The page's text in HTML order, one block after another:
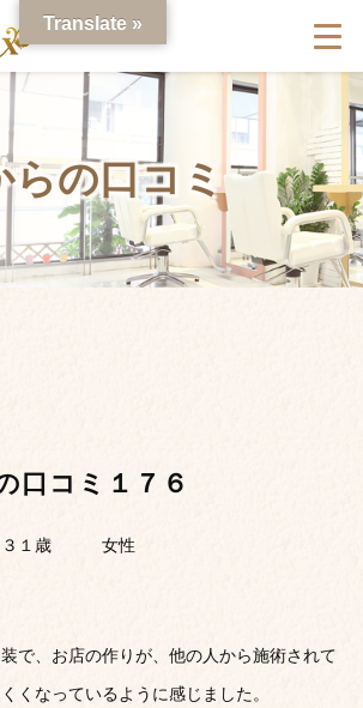
らの口コミ
口コミ１７６
１歳 女性
で、お店の作りが、他の人から施術されて
くなっているように感じました。
Translate »